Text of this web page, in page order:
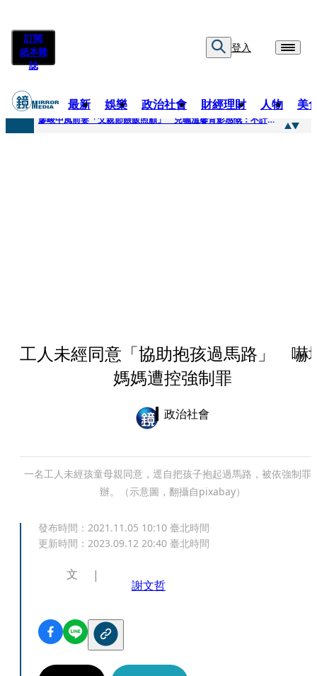
訂閱
紙本雜
誌
登入
最新 娛樂 政治社會 財經理財 人物 美
快訊
廖峻中風前妻「父親節餵飯照顧」 兒曬溫馨背影感慨：不計前嫌的真愛
工人未經同意「協助抱孩過馬路」 嚇
媽媽遭控強制罪
政治社會
一名工人未經孩童母親同意，逕自把孩子抱起過馬路，被依強制罪
辦。（示意圖，翻攝自pixabay）
發布時間： 2021.11.05 10:10 臺北時間
更新時間： 2023.09.12 20:40 臺北時間
文
謝文哲